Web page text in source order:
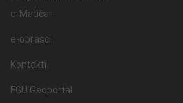
e-Matičar
e-obrasci
Kontakti
FGU Geoportal